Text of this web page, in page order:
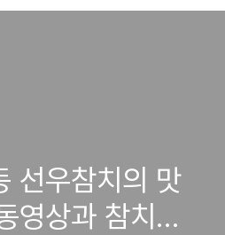
선우참치의 맛
영상과 참치는